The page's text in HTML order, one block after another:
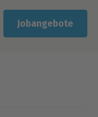
Jobangebote